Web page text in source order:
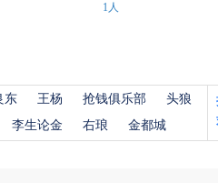
1人
东 王杨 抢钱俱乐部
头狼
李生论金 右琅 金都城